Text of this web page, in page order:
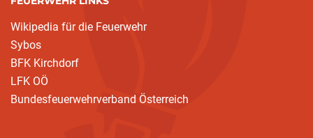
Wikipedia für die Feuerwehr
Sybos
BFK Kirchdorf
LFK OÖ
Bundesfeuerwehrverband Österreich